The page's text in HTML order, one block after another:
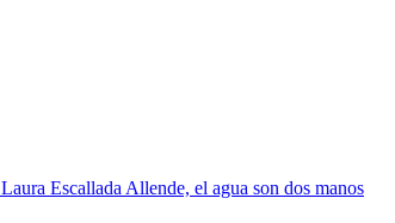
Laura Escallada Allende, el agua son dos manos